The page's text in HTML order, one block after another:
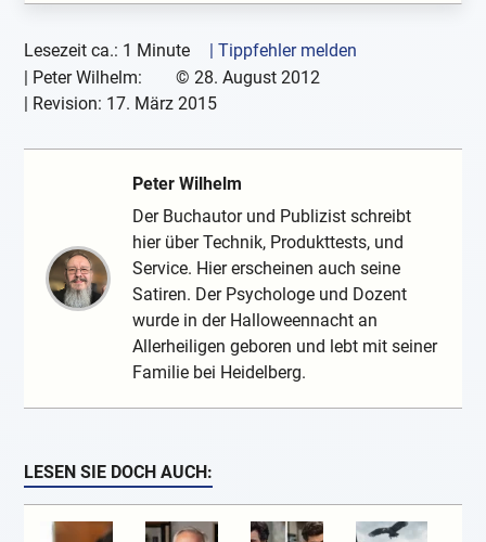
Lesezeit ca.: 1 Minute
| Tippfehler melden
| Peter Wilhelm: © 28. August 2012
| Revision: 17. März 2015
Peter Wilhelm
Der Buchautor und Publizist schreibt
hier über Technik, Produkttests, und
Service. Hier erscheinen auch seine
Satiren. Der Psychologe und Dozent
wurde in der Halloweennacht an
Allerheiligen geboren und lebt mit seiner
Familie bei Heidelberg.
LESEN SIE DOCH AUCH: